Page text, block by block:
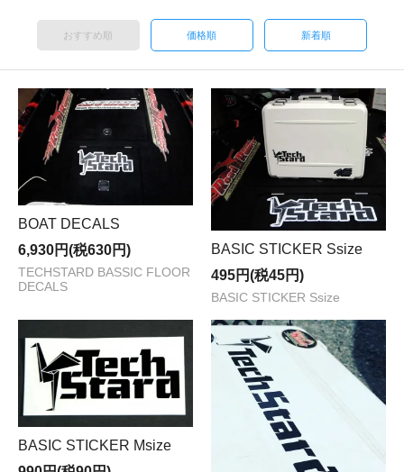
おすすめ順 価格順 新着順
BOAT DECALS
6,930円(税630円)
TECHSTARD BASSIC FLOOR
DECALS
BASIC STICKER Ssize
495円(税45円)
BASIC STICKER Ssize
BASIC STICKER Msize